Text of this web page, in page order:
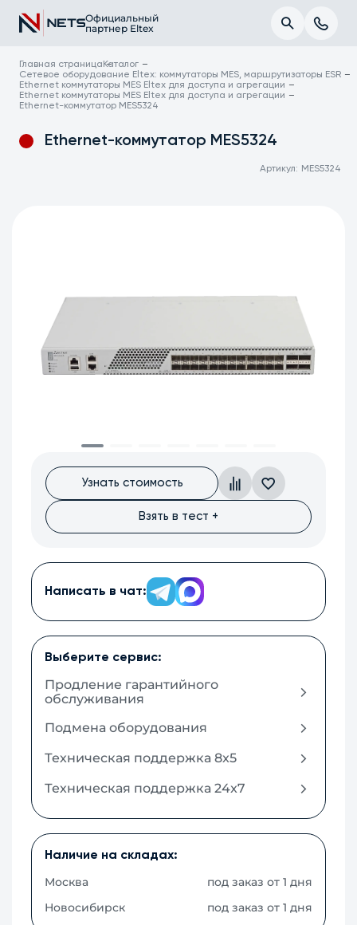
Официальный
партнер Eltex
Главная страница Каталог
Сетевое оборудование Eltex: коммутаторы MES, маршрутизаторы ESR
Ethernet коммутаторы MES Eltex для доступа и агрегации
Ethernet коммутаторы MES Eltex для доступа и агрегации
Ethernet-коммутатор MES5324
Ethernet-коммутатор MES5324
Артикул: MES5324
Узнать стоимость
Взять в тест +
Написать в чат:
Выберите сервис:
Продление гарантийного
обслуживания
Подмена оборудования
Техническая поддержка 8x5
Техническая поддержка 24x7
Наличие на складах:
Москва
под заказ от 1 дня
Новосибирск
под заказ от 1 дня